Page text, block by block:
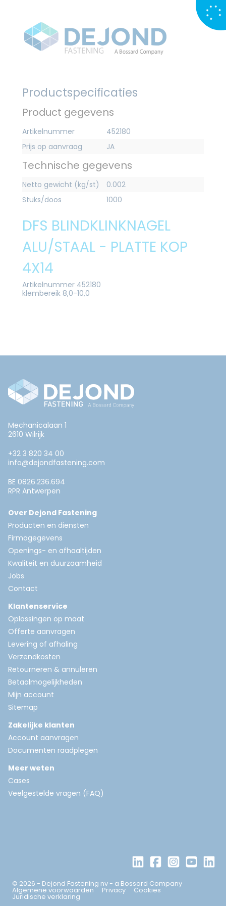
Productspecificaties
Product gegevens
Artikelnummer
452180
Prijs op aanvraag
JA
Technische gegevens
Netto gewicht (kg/st)
0.002
Stuks/doos
1000
DFS BLINDKLINKNAGEL
ALU/STAAL - PLATTE KOP
4X14
Artikelnummer 452180
klembereik 8,0-10,0
Mechanicalaan 1
2610 Wilrijk
+32 3 820 34 00
info@dejondfastening.com
BE 0826.236.694
RPR Antwerpen
Over Dejond Fastening
Producten en diensten
Firmagegevens
Openings- en afhaaltijden
Kwaliteit en duurzaamheid
Jobs
Contact
Klantenservice
Oplossingen op maat
Offerte aanvragen
Levering of afhaling
Verzendkosten
Retourneren & annuleren
Betaalmogelijkheden
Mijn account
Sitemap
Zakelijke klanten
Account aanvragen
Documenten raadplegen
Meer weten
Cases
Veelgestelde vragen (FAQ)
© 2026 - Dejond Fastening nv - a Bossard Company
Algemene voorwaarden Privacy Cookies
Juridische verklaring